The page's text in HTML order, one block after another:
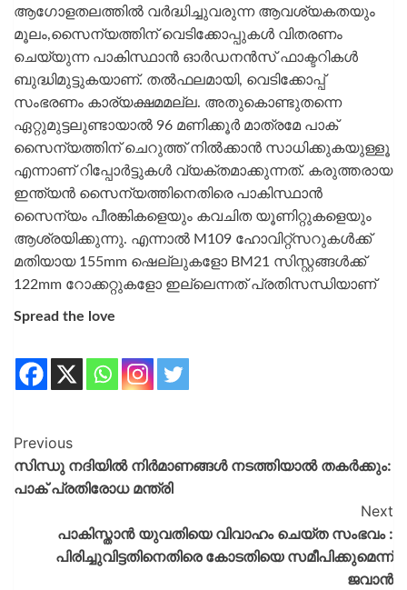
ആഗോളതലത്തില്‍ വര്‍ദ്ധിച്ചുവരുന്ന ആവശ്യകതയും
മൂലം,സൈന്യത്തിന് വെടിക്കോപ്പുകള്‍ വിതരണം
ചെയ്യുന്ന പാകിസ്ഥാന്‍ ഓര്‍ഡനന്‍സ് ഫാക്ടറികള്‍
ബുദ്ധിമുട്ടുകയാണ്. തല്‍ഫലമായി, വെടിക്കോപ്പ്
സംഭരണം കാര്യക്ഷമമല്ല. അതുകൊണ്ടുതന്നെ
ഏറ്റുമുട്ടലുണ്ടായാല്‍ 96 മണിക്കൂര്‍ മാത്രമേ പാക്
സൈന്യത്തിന് ചെറുത്ത് നില്‍ക്കാന്‍ സാധിക്കുകയുള്ളൂ
എന്നാണ് റിപ്പോര്‍ട്ടുകള്‍ വ്യക്തമാക്കുന്നത്. കരുത്തരായ
ഇന്ത്യന്‍ സൈന്യത്തിനെതിരെ പാകിസ്ഥാന്‍
സൈന്യം പീരങ്കികളെയും കവചിത യൂണിറ്റുകളെയും
ആശ്രയിക്കുന്നു. എന്നാല്‍ M109 ഹോവിറ്റ്സറുകള്‍ക്ക്
മതിയായ 155mm ഷെല്ലുകളോ BM21 സിസ്റ്റങ്ങള്‍ക്ക്
122mm റോക്കറ്റുകളോ ഇല്ലെന്നത് പ്രതിസന്ധിയാണ്
Spread the love
Previous
സിന്ധു നദിയില്‍ നിര്‍മാണങ്ങള്‍ നടത്തിയാൽ തകര്‍ക്കും:
പാക് പ്രതിരോധ മന്ത്രി
Next
പാകിസ്താന്‍ യുവതിയെ വിവാഹം ചെയ്ത സംഭവം :
പിരിച്ചുവിട്ടതിനെതിരെ കോടതിയെ സമീപിക്കുമെന്ന്
ജവാന്‍